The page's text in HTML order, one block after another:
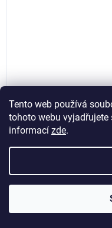
Tento web používá
tohoto webu
informací zde.
Svěrka